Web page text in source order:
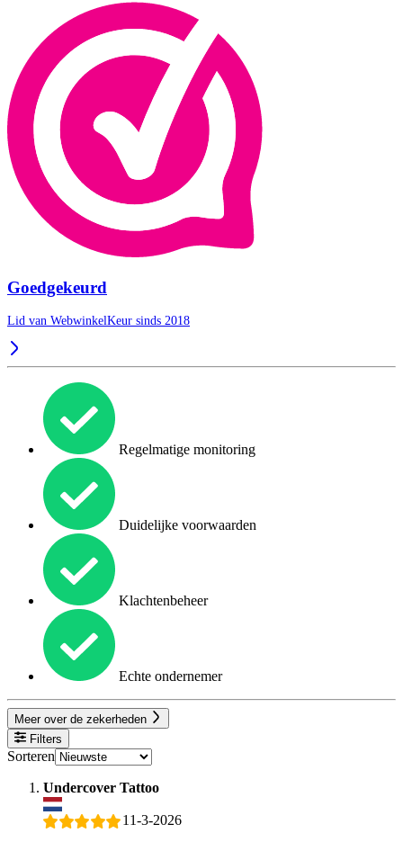
Goedgekeurd
Lid van WebwinkelKeur sinds 2018
Regelmatige monitoring
Duidelijke voorwaarden
Klachtenbeheer
Echte ondernemer
Meer over de zekerheden
Filters
Sorteren
Undercover Tattoo
11-3-2026